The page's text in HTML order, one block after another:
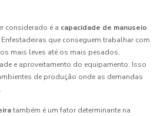
considerado é a capacidade de manuseio
que conseguem trabalhar com
mais leves até os mais pesados,
e aproveitamento do equipamento. Isso
de produção onde as demandas
também é um fator determinante na